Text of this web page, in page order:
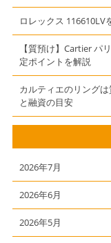
ロレックス
【質預け】Cartier パ
定ポイントを解説
カルティエのリング
と融資の目安
2026年7月
2026年6月
2026年5月